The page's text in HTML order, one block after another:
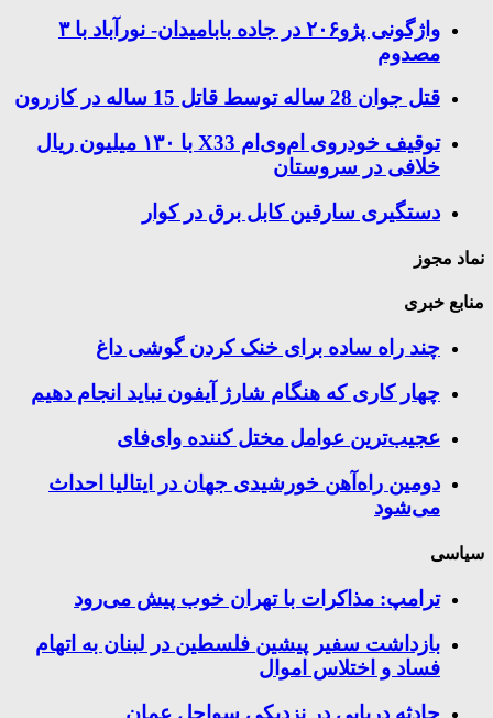
واژگونی پژو۲۰۶ در جاده بابامیدان- نورآباد با ۳
مصدوم
قتل جوان 28 ساله توسط قاتل 15 ساله در کازرون
توقیف خودروی ام‌وی‌ام X33 با ۱۳۰ میلیون ریال
خلافی در سروستان
دستگیری سارقین کابل برق در کوار
نماد مجوز
منابع خبری
چند راه‌ ساده برای خنک کردن گوشی داغ
چهار کاری که هنگام شارژ آیفون نباید انجام دهیم
عجیب‌ترین عوامل مختل کننده وای‌فای
دومین راه‌آهن خورشیدی جهان در ایتالیا احداث
می‌شود
سیاسی
ترامپ: مذاکرات با تهران خوب پیش می‌رود
بازداشت سفیر پیشین فلسطین در لبنان به اتهام
فساد و اختلاس اموال
حادثه دریایی در نزدیکی سواحل عمان